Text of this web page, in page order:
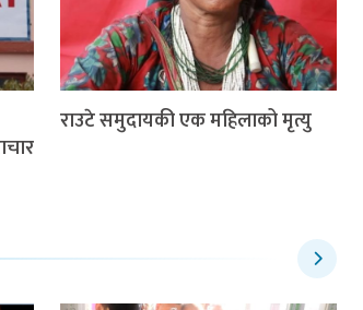
राउटे समुदायकी एक महिलाको मृत्यु